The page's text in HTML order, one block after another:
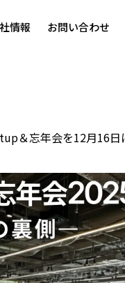
情報 お問い合わせ
＆忘年会を12月16日